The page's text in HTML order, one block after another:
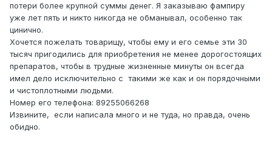
потери более крупной суммы денег. Я заказываю фампиру
уже лет пять и никто никогда не обманывал, особенно так
цинично.
Хочется пожелать товарищу, чтобы ему и его семье эти 30
тысяч пригодились для приобретения не менее дорогостоящих
препаратов, чтобы в трудные жизненные минуты он всегда
имел дело исключительно с такими же как и он порядочными
и чистоплотными людьми.
Номер его телефона: 89255066268
Извините, если написала много и не туда, но правда, очень
обидно.